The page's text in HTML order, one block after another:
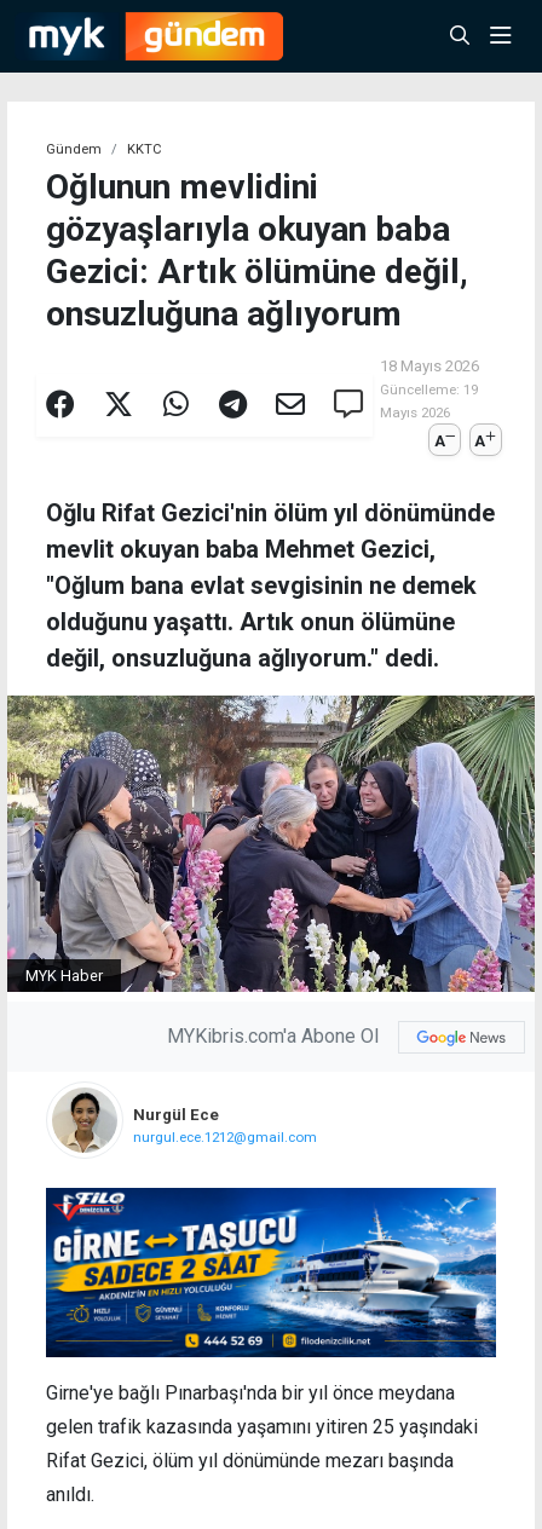
Gündem KKTC
Oğlunun mevlidini
gözyaşlarıyla okuyan baba
Gezici: Artık ölümüne değil,
onsuzluğuna ağlıyorum
18 Mayıs 2026
Güncelleme: 19
Mayıs 2026
A A
Oğlu Rifat Gezici'nin ölüm yıl dönümünde
mevlit okuyan baba Mehmet Gezici,
"Oğlum bana evlat sevgisinin ne demek
olduğunu yaşattı. Artık onun ölümüne
değil, onsuzluğuna ağlıyorum." dedi.
MYK Haber
MYKibris.com'a Abone Ol
Nurgül Ece
nurgul.ece.1212@gmail.com
Girne'ye bağlı Pınarbaşı'nda bir yıl önce meydana
gelen trafik kazasında yaşamını yitiren 25 yaşındaki
Rifat Gezici, ölüm yıl dönümünde mezarı başında
anıldı.